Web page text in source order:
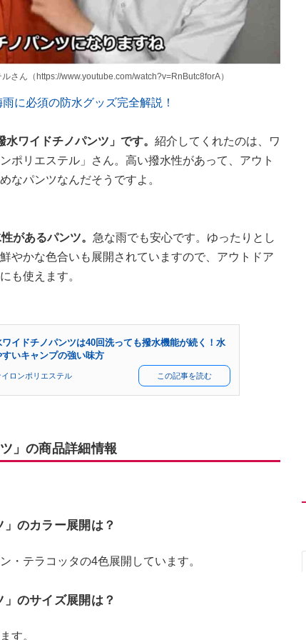
さん（https://www.youtube.com/watch?v=RnButc8forA）
に必須の防水グッズ完全解説！
ワイドチノパンツ」です。 紹介してくれたのは、ワ
ポリエステル」さん。高い撥水性があって、アウト
なパンツなんだそうですよ。
があるパンツ。 急な雨でも安心です。ゆったりとし
やかな色合いも展開されていますので、アウトドア
も使えます。
ワイドチノパンツは40回洗っても撥水機能が続く！水
いキャンプの強い味方
ロンポリエステル この記事を読む
」の商品詳細情報
のカラー展開は？
・テラコッタの4色展開しています。
のサイズ展開は？
す。